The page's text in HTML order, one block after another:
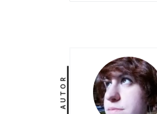
AUTOR